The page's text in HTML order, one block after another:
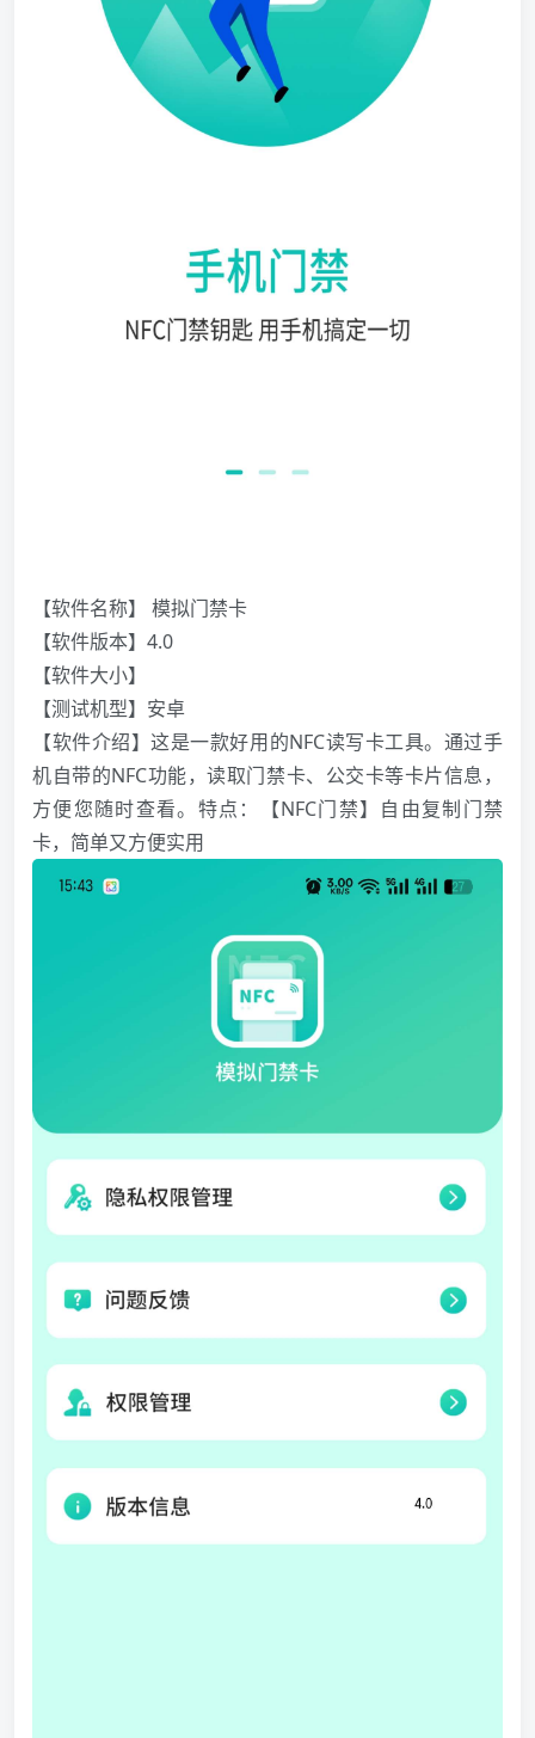
【软件名称】 模拟门禁卡
【软件版本】4.0
【软件大小】
【测试机型】安卓
【软件介绍】这是一款好用的NFC读写卡工具。通过手
机自带的NFC功能，读取门禁卡、公交卡等卡片信息，
方便您随时查看。特点：【NFC门禁】自由复制门禁
卡，简单又方便实用